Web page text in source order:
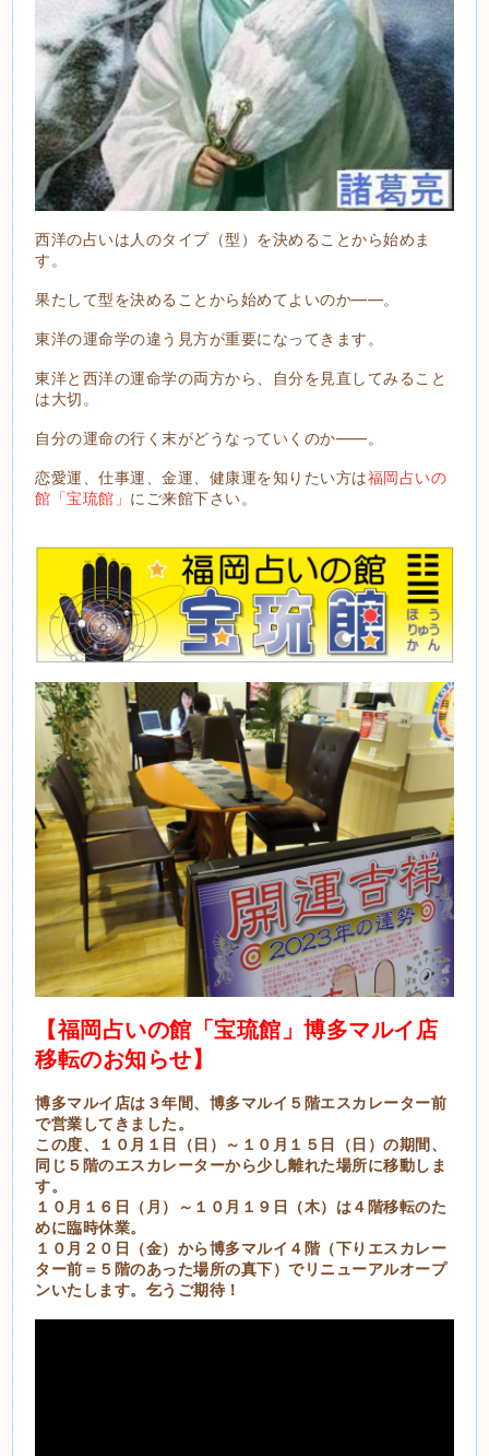
西洋の占いは人のタイプ（型）を決めることから始めま
す。
果たして型を決めることから始めてよいのか――。
東洋の運命学の違う見方が重要になってきます。
東洋と西洋の運命学の両方から、自分を見直してみること
は大切。
自分の運命の行く末がどうなっていくのか――。
恋愛運、仕事運、金運、健康運を知りたい方は福岡占いの
館「宝琉館」 にご来館下さい。
【福岡占いの館「宝琉館」博多マルイ店
移転のお知らせ】
博多マルイ店は３年間、博多マルイ５階エスカレーター前
で営業してきました。
この度、１０月１日（日）～１０月１５日（日）の期間、
同じ５階のエスカレーターから少し離れた場所に移動しま
す。
１０月１６日（月）～１０月１９日（木）は４階移転のた
めに臨時休業。
１０月２０日（金）から博多マルイ４階（下りエスカレー
ター前＝５階のあった場所の真下）でリニューアルオープ
ンいたします。乞うご期待！